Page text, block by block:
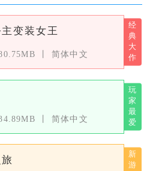
变装女王
简体中文
简体中文